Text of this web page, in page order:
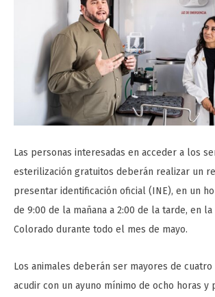
Las personas interesadas en acceder a los
esterilización gratuitos deberán realizar un
presentar identificación oficial (INE), en un
de 9:00 de la mañana a 2:00 de la tarde, en
Colorado durante todo el mes de mayo.
Los animales deberán ser mayores de cuatro
acudir con un ayuno mínimo de ocho horas y